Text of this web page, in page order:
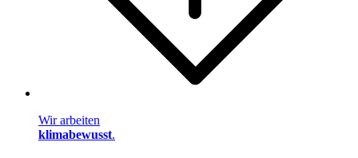
Wir arbeiten
klimabewusst.